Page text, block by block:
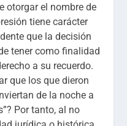
otorgar el nombre de
tiene carácter
que la decisión
tener como finalidad
a su recuerdo.
que los que dieron
de la noche a
Por tanto, al no